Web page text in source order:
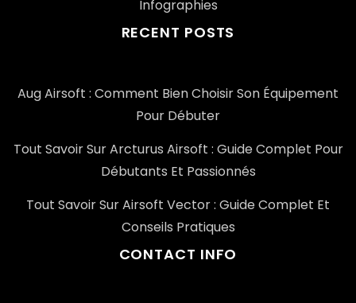
Infographies
RECENT POSTS
Aug Airsoft : Comment Bien Choisir Son Équipement
Pour Débuter
Tout Savoir Sur Arcturus Airsoft : Guide Complet Pour
Débutants Et Passionnés
Tout Savoir Sur Airsoft Vector : Guide Complet Et
Conseils Pratiques
CONTACT INFO